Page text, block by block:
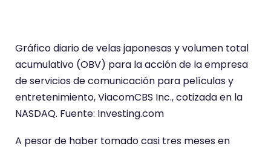
Gráfico diario de velas japonesas y volumen total
acumulativo (OBV) para la acción de la empresa
de servicios de comunicación para películas y
entretenimiento, ViacomCBS Inc., cotizada en la
NASDAQ. Fuente: Investing.com
A pesar de haber tomado casi tres meses en